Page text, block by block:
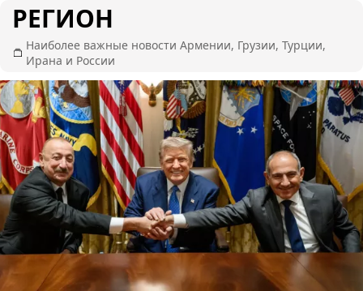
РЕГИОН
Наиболее важные новости Армении, Грузии, Турции,
Ирана и России